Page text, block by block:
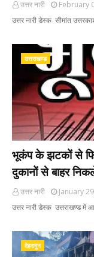
उत्तर नारी
February
उत्तर नारी डेस्क सीमांत
उत्तराखण्ड
भूकंप के झटकों से
दुकानों से बाहर
उत्तर नारी
January
उत्तर नारी डेस्क उत्तराखण्ड
देहरादून